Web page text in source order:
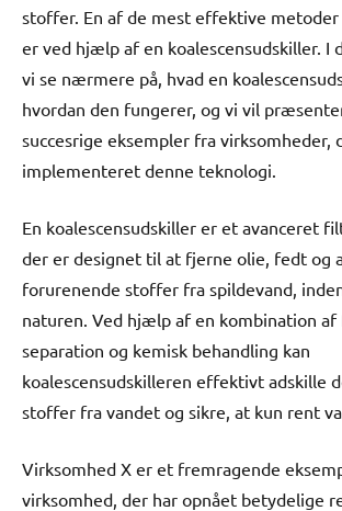
stoffer. En af de mest effektive
er ved hjælp af en koalescensudskiller. I
vi se nærmere på, hvad en
hvordan den fungerer, og vi vil
succesrige eksempler fra virksomheder,
implementeret denne teknologi.
En koalescensudskiller er et avanceret
der er designet til at fjerne olie, fedt og
forurenende stoffer fra spildevand,
naturen. Ved hjælp af en kombination af
separation og kemisk behandling kan
koalescensudskilleren effektivt adskille
stoffer fra vandet og sikre, at kun rent
Virksomhed X er et fremragende
virksomhed, der har opnået betydelige